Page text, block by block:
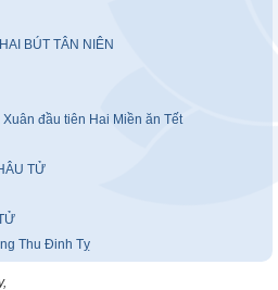
BÚT TÂN NIÊN
đầu tiên Hai Miền ăn Tết
TỬ
Thu Đinh Tỵ